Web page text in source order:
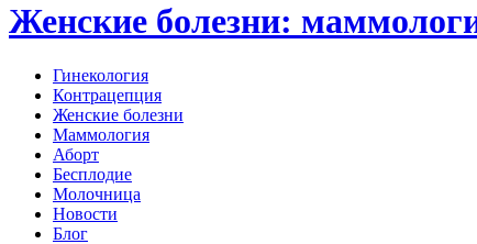
Женские болезни:
Гинекология
Контрацепция
Женские болезни
Маммология
Аборт
Бесплодие
Молочница
Новости
Блог